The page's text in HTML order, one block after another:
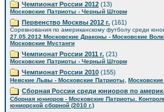
Чемпионат России 2012 (13)
Московские Патриоты - Черный Шторм
Первенство Москвы 2012 г. (161)
Соревнования по американскому футболу среди
27.05.2012 Московские Драконы - Московские
Московские Мустанги
Чемпионат России 2011 г. (21)
Московские Патриоты - Черный Шторм
Чемпионат России 2010 (155)
Невские Львы - Московские Патриоты
Сборная России среди юниоров по
Сборная юниоров - Московские Патриоты.
юниорской сборной (2010 г.)